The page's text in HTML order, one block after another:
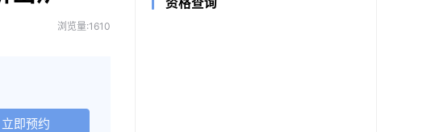
浏览量:1610
立即预约